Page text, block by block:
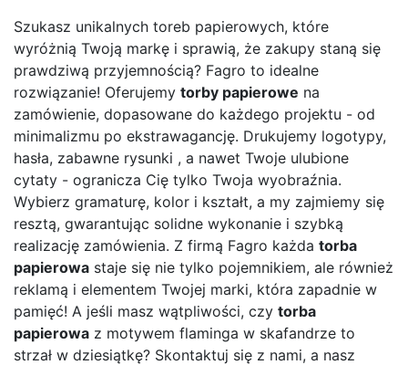
Szukasz unikalnych toreb papierowych, które
wyróżnią Twoją markę i sprawią, że zakupy staną się
prawdziwą przyjemnością? Fagro to idealne
rozwiązanie! Oferujemy torby papierowe na
zamówienie, dopasowane do każdego projektu - od
minimalizmu po ekstrawagancję. Drukujemy logotypy,
hasła, zabawne rysunki , a nawet Twoje ulubione
cytaty - ogranicza Cię tylko Twoja wyobraźnia.
Wybierz gramaturę, kolor i kształt, a my zajmiemy się
resztą, gwarantując solidne wykonanie i szybką
realizację zamówienia. Z firmą Fagro każda torba
papierowa staje się nie tylko pojemnikiem, ale również
reklamą i elementem Twojej marki, która zapadnie w
pamięć! A jeśli masz wątpliwości, czy torba
papierowa z motywem flaminga w skafandrze to
strzał w dziesiątkę? Skontaktuj się z nami, a nasz